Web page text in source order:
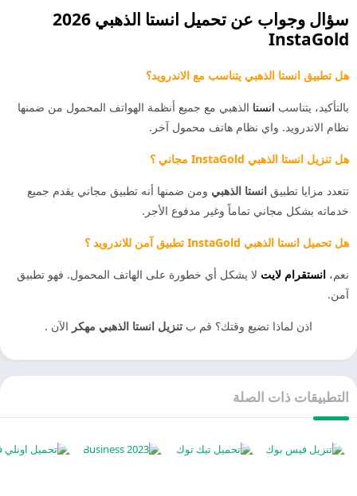
سؤال وجواب عن تحميل انستا الذهبي 2026
InstaGold
هل تطبيق انستا الذهبي يتناسب مع الاندرويد؟
بالتأكيد، يتناسب انستا الذهبي مع جميع أنظمة الهواتف المحمول من ضمنها
نظام الاندرويد. واي نظام هاتف محمول آخر.
هل تنزيل انستا الذهبي InstaGold مجاني ؟
تتعدد مزايا تطبيق انستا الذهبي ومن ضمنها أنه تطبيق مجاني يقدم جميع
خدماته بشكل مجاني تماماً وغير مدفوع الأجر.
هل تحميل انستا الذهبي InstaGold تطبيق آمن للاندرويد ؟
نعم، انستقرام لايت لا يشكل أي خطورة على الهاتف المحمول. فهو تطبيق
آمن.
اذن لماذا تضيع وقتك؟ قم ب تنزيل انستا الذهبي مهكر الآن .
التطبيقات ذات الصلة